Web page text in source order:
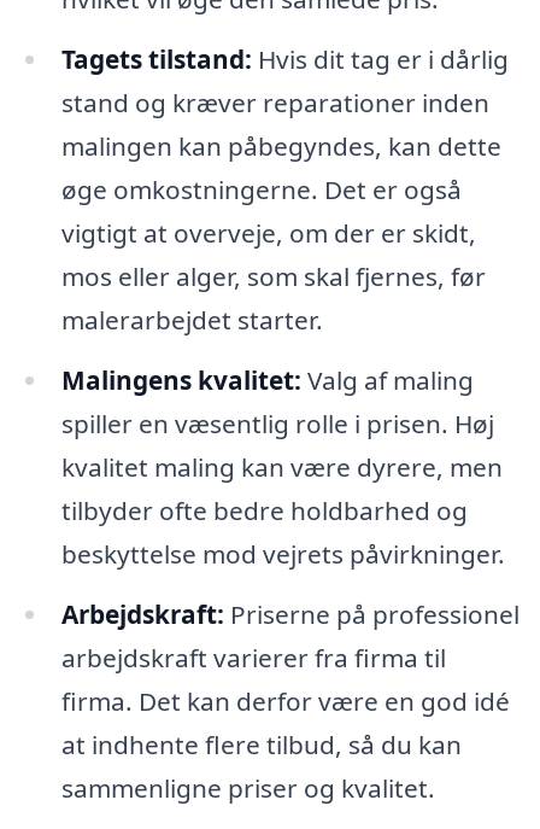
Tagets tilstand: Hvis dit tag er i dårlig
stand og kræver reparationer inden
malingen kan påbegyndes, kan dette
øge omkostningerne. Det er også
vigtigt at overveje, om der er skidt,
mos eller alger, som skal fjernes, før
malerarbejdet starter.
Malingens kvalitet: Valg af maling
spiller en væsentlig rolle i prisen. Høj
kvalitet maling kan være dyrere, men
tilbyder ofte bedre holdbarhed og
beskyttelse mod vejrets påvirkninger.
Arbejdskraft: Priserne på professionel
arbejdskraft varierer fra firma til
firma. Det kan derfor være en god idé
at indhente flere tilbud, så du kan
sammenligne priser og kvalitet.